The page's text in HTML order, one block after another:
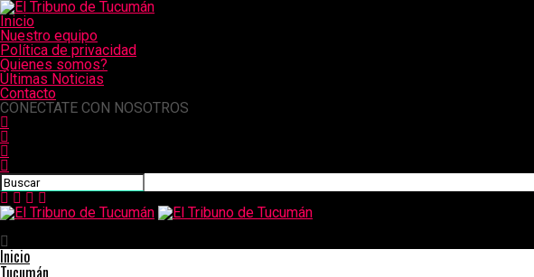
Inicio
Nuestro equipo
Política de privacidad
Quienes somos?
Últimas Noticias
Contacto
CONECTATE CON NOSOTROS
Inicio
Tucumán